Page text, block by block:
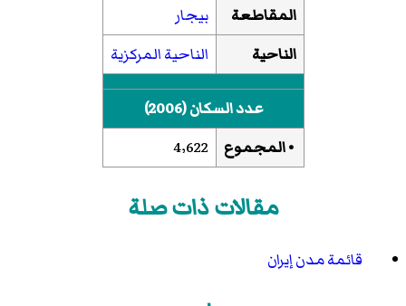
المقاطعة
بیجار
الناحية
الناحية المركزية
عدد السكان (2006)
• المجموع
4٬622
مقالات ذات صلة
قائمة مدن إيران